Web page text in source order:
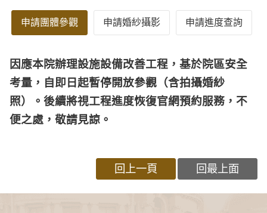
申請團體參觀 申請婚紗攝影 申請進度查詢
因應本院辦理設施設備改善工程，基於院區安全
考量，自即日起暫停開放參觀（含拍攝婚紗
照）。後續將視工程進度恢復官網預約服務，不
便之處，敬請見諒。
回上一頁 回最上面